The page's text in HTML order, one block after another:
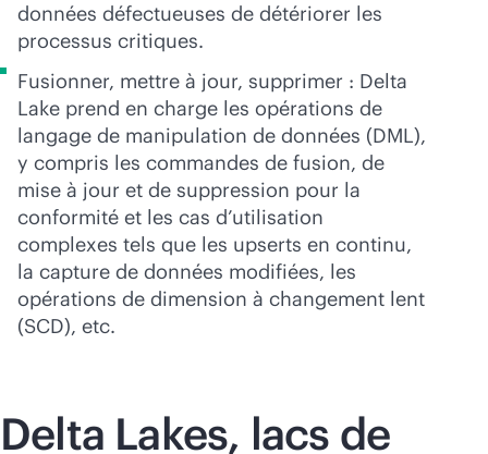
données défectueuses de détériorer les
processus critiques.
Fusionner, mettre à jour, supprimer : Delta
Lake prend en charge les opérations de
langage de manipulation de données (DML),
y compris les commandes de fusion, de
mise à jour et de suppression pour la
conformité et les cas d’utilisation
complexes tels que les upserts en continu,
la capture de données modifiées, les
opérations de dimension à changement lent
(SCD), etc.
Delta Lakes, lacs de